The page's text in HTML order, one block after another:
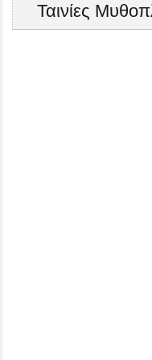
Ταινίες